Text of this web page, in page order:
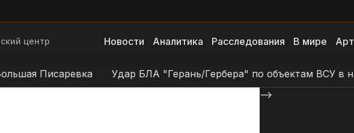
центр Новости Аналитика Расследования В мире
Писаревка Удар БЛА "Герань/Гербера" по объектам ВСУ в н.п.
-->